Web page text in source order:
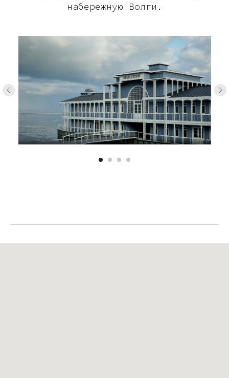
набережную Волги.